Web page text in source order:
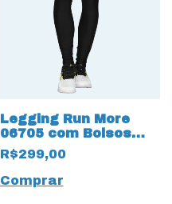
Legging Run More
06705 com Bolsos
Preto
R$299,00
Comprar